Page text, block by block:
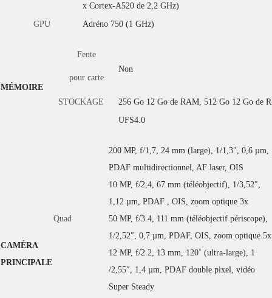
x Cortex-A520 de 2,2 GHz)
GPU
Adréno 750 (1 GHz)
MÉMOIRE
Fente
pour carte
Non
STOCKAGE
256 Go 12 Go de RAM, 512 Go 12 Go de
UFS4.0
CAMÉRA
PRINCIPALE
Quad
200 MP, f/1,7, 24 mm (large), 1/1,3″, 0,6 µm,
PDAF multidirectionnel, AF laser, OIS
10 MP, f/2,4, 67 mm (téléobjectif), 1/3,52″,
1,12 µm, PDAF , OIS, zoom optique 3x
50 MP, f/3.4, 111 mm (téléobjectif périscope),
1/2,52″, 0,7 µm, PDAF, OIS, zoom optique 5x
12 MP, f/2.2, 13 mm, 120˚ (ultra-large), 1
/2,55″, 1,4 µm, PDAF double pixel, vidéo
Super Steady